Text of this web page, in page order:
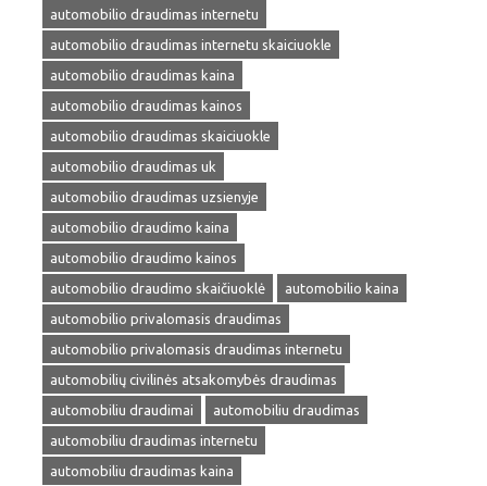
automobilio draudimas internetu
automobilio draudimas internetu skaiciuokle
automobilio draudimas kaina
automobilio draudimas kainos
automobilio draudimas skaiciuokle
automobilio draudimas uk
automobilio draudimas uzsienyje
automobilio draudimo kaina
automobilio draudimo kainos
automobilio draudimo skaičiuoklė
automobilio kaina
automobilio privalomasis draudimas
automobilio privalomasis draudimas internetu
automobilių civilinės atsakomybės draudimas
automobiliu draudimai
automobiliu draudimas
automobiliu draudimas internetu
automobiliu draudimas kaina